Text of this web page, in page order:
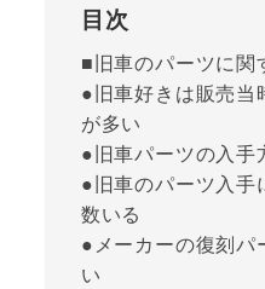
目次
■旧車のパーツに関
●旧車好きは販売当
が多い
●旧車パーツの入手
●旧車のパーツ入手
数いる
●メーカーの復刻パ
い